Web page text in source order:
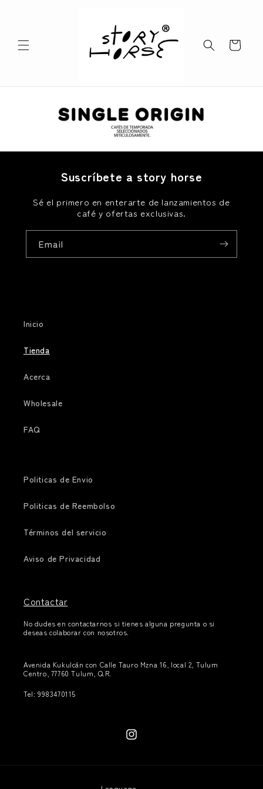
Cart
Suscríbete a story horse
Sé el primero en enterarte de lanzamientos de
café y ofertas exclusivas.
Email
Inicio
Tienda
Acerca
Wholesale
FAQ
Politicas de Envio
Politicas de Reembolso
Términos del servicio
Aviso de Privacidad
Contactar
No dudes en contactarnos si tienes alguna pregunta o si
deseas colaborar con nosotros.
Avenida Kukulcán con Calle Tauro Mzna 16, local 2, Tulum
Centro, 77760 Tulum, Q.R.
Tel: 9983470115
Instagram